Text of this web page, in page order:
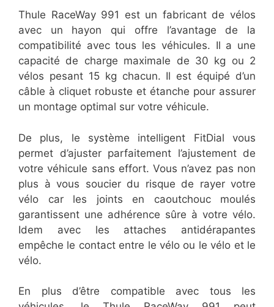
Thule RaceWay 991 est un fabricant de vélos
avec un hayon qui offre l’avantage de la
compatibilité avec tous les véhicules. Il a une
capacité de charge maximale de 30 kg ou 2
vélos pesant 15 kg chacun. Il est équipé d’un
câble à cliquet robuste et étanche pour assurer
un montage optimal sur votre véhicule.
De plus, le système intelligent FitDial vous
permet d’ajuster parfaitement l’ajustement de
votre véhicule sans effort. Vous n’avez pas non
plus à vous soucier du risque de rayer votre
vélo car les joints en caoutchouc moulés
garantissent une adhérence sûre à votre vélo.
Idem avec les attaches antidérapantes
empêche le contact entre le vélo ou le vélo et le
vélo.
En plus d’être compatible avec tous les